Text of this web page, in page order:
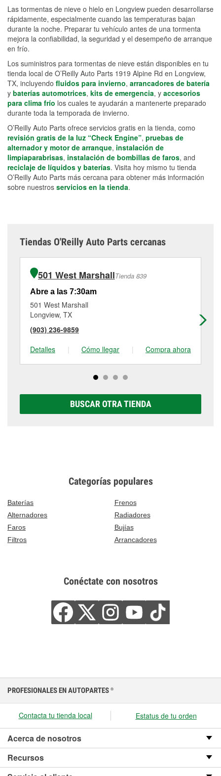
Las tormentas de nieve o hielo en Longview pueden desarrollarse
rápidamente, especialmente cuando las temperaturas bajan
durante la noche. Preparar tu vehículo antes de una tormenta
mejora la confiabilidad, la seguridad y el desempeño de arranque
en frío.
Los suministros para tormentas de nieve están disponibles en tu
tienda local de O’Reilly Auto Parts 1919 Alpine Rd en Longview,
TX, incluyendo fluidos para invierno, arrancadores de batería
y baterías automotrices, kits de emergencia, y accesorios
para clima frío los cuales te ayudarán a mantenerte preparado
durante toda la temporada de invierno.
O’Reilly Auto Parts ofrece servicios gratis en la tienda, como
revisión gratis de la luz “Check Engine”, pruebas de
alternador y motor de arranque, instalación de
limpiaparabrisas, instalación de bombillas de faros, and
reciclaje de líquidos y baterías. Visita hoy mismo tu tienda
O’Reilly Auto Parts más cercana para obtener más información
sobre nuestros servicios en la tienda.
Tiendas O'Reilly Auto Parts cercanas
501 West MarshallTienda 839
Abre a las 7:30am
501 West Marshall
Longview, TX
(903) 236-9859
Detalles
| Cómo llegar | Compra ahora
BUSCAR OTRA TIENDA
Categorías populares
Baterías
Frenos
Alternadores
Radiadores
Faros
Bujías
Filtros
Arrancadores
Conéctate con nosotros
PROFESIONALES EN AUTOPARTES ®
Contacta tu tienda local Estatus de tu orden
Acerca de nosotros
Recursos